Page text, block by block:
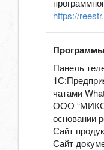
https://
Панель
чатами
ООО
основании
Сайт
Сайт